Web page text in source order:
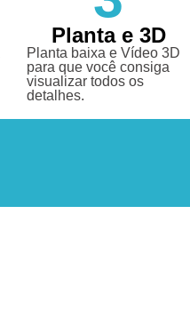
Planta e 3D
Planta baixa e Vídeo 3D
para que você consiga
visualizar todos os
detalhes.